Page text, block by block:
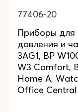
77406-20
Приборы для
давления и
3AG1, BP
W3 Comfort,
Home A,
Office Central